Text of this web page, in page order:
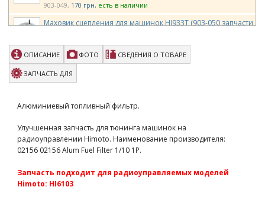
903-049 170 грн есть в наличии
Маховик сцепления для машинок HI933T (903-050 запчасти
903-050 170 грн есть в наличии
Подшипник 14x25,4 мм для двигателя нитро GO .21 .28 (B-
AY14B запчасти для радиоуправляемых моделей Himoto)
B-AY14B 1300 грн
Зажимы 2шт Haoye 6 мм для топливного шланга
Зажим для поршня SH7, SH18 для автомодели ДВС
(TE1207B запчасти для радиоуправляемых моделей
TE1207B 82 грн есть в наличии
Передний подшипник SH18 для автомодели ДВС (TE1814A
ОПИСАНИЕ ФОТО СВЕДЕНИЯ О ТОВАРЕ
ЗАПЧАСТЬ ДЛЯ
Алюминиевый топливный фильтр.
Улучшенная запчасть для тюнинга машинок на
радиоуправлении Himoto. Наименование производителя:
02156 02156 Alum Fuel Filter 1/10 1P.
Запчасть подходит для радиоуправляемых моделей
Himoto: HI6103